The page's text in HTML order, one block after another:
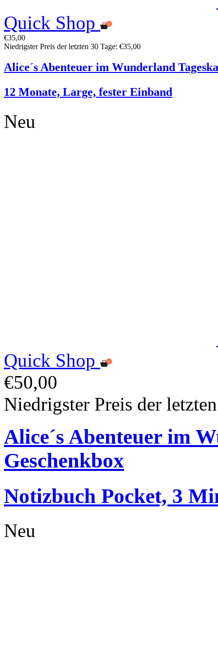
Quick Shop
€35,00
Niedrigster Preis der letzten 30 Tage: €35,00
Alice´s Abenteuer im Wunderland
12 Monate, Large, fester Einband
Neu
Quick Shop
€50,00
Niedrigster Preis der
Alice´s Abenteuer im
Geschenkbox
Notizbuch Pocket, 3
Neu